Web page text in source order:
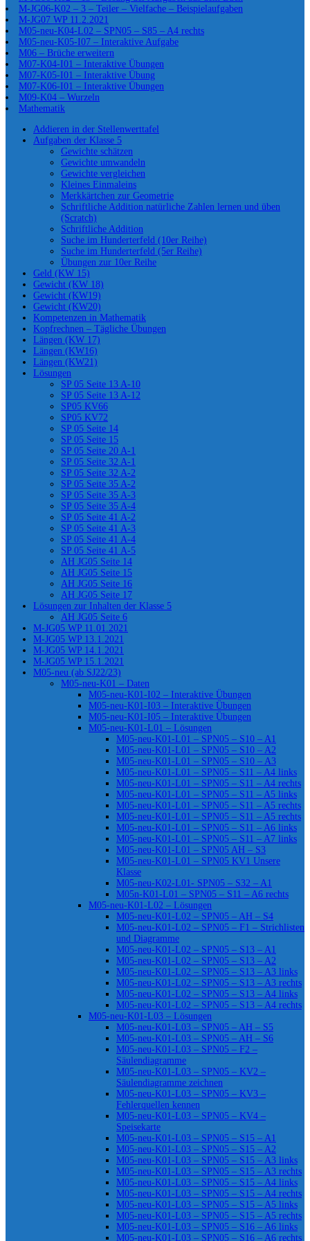
M-JG06-K02 – 3 – Teiler – Vielfache – Beispielaufgaben
M-JG07 WP 11.2.2021
M05-neu-K04-L02 – SPN05 – S85 – A4 rechts
M05-neu-K05-I07 – Interaktive Aufgabe
M06 – Brüche erweitern
M07-K04-I01 – Interaktive Übungen
M07-K05-I01 – Interaktive Übung
M07-K06-I01 – Interaktive Übungen
M09-K04 – Wurzeln
Mathematik
Addieren in der Stellenwerttafel
Aufgaben der Klasse 5
Gewichte schätzen
Gewichte umwandeln
Gewichte vergleichen
Kleines Einmaleins
Merkkärtchen zur Geometrie
Schriftliche Addition natürliche Zahlen lernen und üben
(Scratch)
Schriftliche Addition
Suche im Hunderterfeld (10er Reihe)
Suche im Hunderterfeld (5er Reihe)
Übungen zur 10er Reihe
Geld (KW 15)
Gewicht (KW 18)
Gewicht (KW19)
Gewicht (KW20)
Kompetenzen in Mathematik
Kopfrechnen – Tägliche Übungen
Längen (KW 17)
Längen (KW16)
Längen (KW21)
Lösungen
SP 05 Seite 13 A-10
SP 05 Seite 13 A-12
SP05 KV66
SP05 KV72
SP 05 Seite 14
SP 05 Seite 15
SP 05 Seite 20 A-1
SP 05 Seite 32 A-1
SP 05 Seite 32 A-2
SP 05 Seite 35 A-2
SP 05 Seite 35 A-3
SP 05 Seite 35 A-4
SP 05 Seite 41 A-2
SP 05 Seite 41 A-3
SP 05 Seite 41 A-4
SP 05 Seite 41 A-5
AH JG05 Seite 14
AH JG05 Seite 15
AH JG05 Seite 16
AH JG05 Seite 17
Lösungen zur Inhalten der Klasse 5
AH JG05 Seite 6
M-JG05 WP 11.01.2021
M-JG05 WP 13.1.2021
M-JG05 WP 14.1.2021
M-JG05 WP 15.1.2021
M05-neu (ab SJ22/23)
M05-neu-K01 – Daten
M05-neu-K01-I02 – Interaktive Übungen
M05-neu-K01-I03 – Interaktive Übungen
M05-neu-K01-I05 – Interaktive Übungen
M05-neu-K01-L01 – Lösungen
M05-neu-K01-L01 – SPN05 – S10 – A1
M05-neu-K01-L01 – SPN05 – S10 – A2
M05-neu-K01-L01 – SPN05 – S10 – A3
M05-neu-K01-L01 – SPN05 – S11 – A4 links
M05-neu-K01-L01 – SPN05 – S11 – A4 rechts
M05-neu-K01-L01 – SPN05 – S11 – A5 links
M05-neu-K01-L01 – SPN05 – S11 – A5 rechts
M05-neu-K01-L01 – SPN05 – S11 – A5 rechts
M05-neu-K01-L01 – SPN05 – S11 – A6 links
M05-neu-K01-L01 – SPN05 – S11 – A7 links
M05-neu-K01-L01 – SPN05 AH – S3
M05-neu-K01-L01 – SPN05 KV1 Unsere
Klasse
M05-neu-K02-L01- SPN05 – S32 – A1
M05n-K01-L01 – SPN05 – S11 – A6 rechts
M05-neu-K01-L02 – Lösungen
M05-neu-K01-L02 – SPN05 – AH – S4
M05-neu-K01-L02 – SPN05 – F1 – Strichlisten
und Diagramme
M05-neu-K01-L02 – SPN05 – S13 – A1
M05-neu-K01-L02 – SPN05 – S13 – A2
M05-neu-K01-L02 – SPN05 – S13 – A3 links
M05-neu-K01-L02 – SPN05 – S13 – A3 rechts
M05-neu-K01-L02 – SPN05 – S13 – A4 links
M05-neu-K01-L02 – SPN05 – S13 – A4 rechts
M05-neu-K01-L03 – Lösungen
M05-neu-K01-L03 – SPN05 – AH – S5
M05-neu-K01-L03 – SPN05 – AH – S6
M05-neu-K01-L03 – SPN05 – F2 –
Säulendiagramme
M05-neu-K01-L03 – SPN05 – KV2 –
Säulendiagramme zeichnen
M05-neu-K01-L03 – SPN05 – KV3 –
Fehlerquellen kennen
M05-neu-K01-L03 – SPN05 – KV4 –
Speisekarte
M05-neu-K01-L03 – SPN05 – S15 – A1
M05-neu-K01-L03 – SPN05 – S15 – A2
M05-neu-K01-L03 – SPN05 – S15 – A3 links
M05-neu-K01-L03 – SPN05 – S15 – A3 rechts
M05-neu-K01-L03 – SPN05 – S15 – A4 links
M05-neu-K01-L03 – SPN05 – S15 – A4 rechts
M05-neu-K01-L03 – SPN05 – S15 – A5 links
M05-neu-K01-L03 – SPN05 – S15 – A5 rechts
M05-neu-K01-L03 – SPN05 – S16 – A6 links
M05-neu-K01-L03 – SPN05 – S16 – A6 rechts